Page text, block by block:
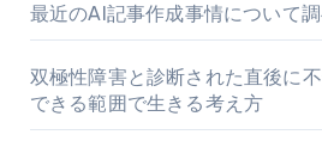
最近のAI記事作成事情について
双極性障害と診断された直後に
できる範囲で生きる考え方